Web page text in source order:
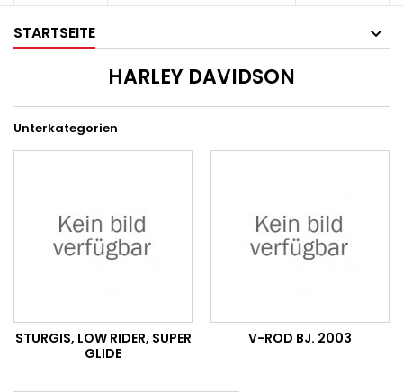
STARTSEITE
HARLEY DAVIDSON
Unterkategorien
STURGIS, LOW RIDER, SUPER
GLIDE
V-ROD BJ. 2003